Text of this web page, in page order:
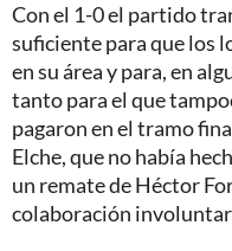
Con el 1-0 el partido
suficiente para que los
en su área y para, en
tanto para el que
pagaron en el tramo
Elche, que no había
un remate de Héctor
colaboración